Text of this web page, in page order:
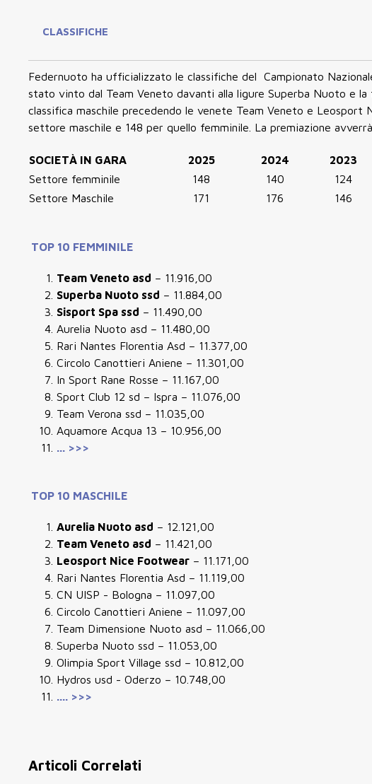
CLASSIFICHE
Federnuoto ha ufficializzato le classifiche del Campionato
stato vinto dal Team Veneto davanti alla ligure Superba Nuoto e
classifica maschile precedendo le venete Team Veneto e
settore maschile e 148 per quello femminile. La premiazione
SOCIETÀ IN GARA 2025 2024 2023
Settore femminile
148 140 124
Settore Maschile
171 176 146
TOP 10 FEMMINILE
Team Veneto asd – 11.916,00
Superba Nuoto ssd – 11.884,00
Sisport Spa ssd – 11.490,00
Aurelia Nuoto asd – 11.480,00
Rari Nantes Florentia Asd – 11.377,00
Circolo Canottieri Aniene – 11.301,00
In Sport Rane Rosse – 11.167,00
Sport Club 12 sd – Ispra – 11.076,00
Team Verona ssd – 11.035,00
Aquamore Acqua 13 – 10.956,00
... >>>
TOP 10 MASCHILE
Aurelia Nuoto asd – 12.121,00
Team Veneto asd – 11.421,00
Leosport Nice Footwear – 11.171,00
Rari Nantes Florentia Asd – 11.119,00
CN UISP - Bologna – 11.097,00
Circolo Canottieri Aniene – 11.097,00
Team Dimensione Nuoto asd – 11.066,00
Superba Nuoto ssd – 11.053,00
Olimpia Sport Village ssd – 10.812,00
Hydros usd - Oderzo – 10.748,00
.... >>>
Articoli Correlati